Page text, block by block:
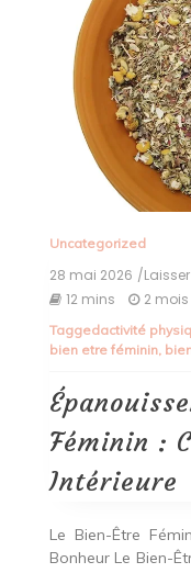
Uncategorized
28 mai 2026 /
12 mins 2 mois
Taggedactivité
bien etre féminin,
Féminin :
Intérieure
Le Bien-Être
Bonheur Le Bien-